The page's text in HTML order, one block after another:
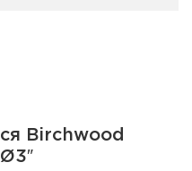
Birchwood